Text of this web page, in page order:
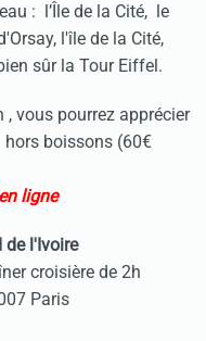
: l’Île de la Cité, le
l'île de la Cité,
sûr la Tour Eiffel.
, vous pourrez apprécier
boissons (60€
ligne
de l'Ivoire
croisière de 2h
Paris